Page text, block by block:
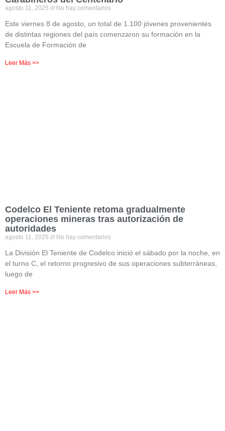
agosto 11, 2025 No hay comentarios
Este viernes 8 de agosto, un total de 1.100 jóvenes provenientes
de distintas regiones del país comenzaron su formación en la
Escuela de Formación de
Leer Más >>
Codelco El Teniente retoma gradualmente
operaciones mineras tras autorización de
autoridades
agosto 11, 2025 No hay comentarios
La División El Teniente de Codelco inició el sábado por la noche, en
el turno C, el retorno progresivo de sus operaciones subterráneas,
luego de
Leer Más >>